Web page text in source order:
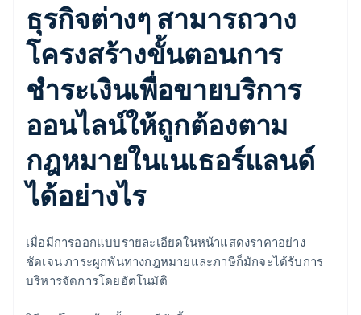
ธุรกิจต่างๆ สามารถวาง
โครงสร้างขั้นตอนการ
ชำระเงินเพื่อขายบริการ
ออนไลน์ให้ถูกต้องตาม
กฎหมายในเนเธอร์แลนด์
ได้อย่างไร
เมื่อมีการออกแบบรายละเอียดในหน้าแสดงราคาอย่าง
ชัดเจน ภาระผูกพันทางกฎหมายและภาษีก็มักจะได้รับการ
บริหารจัดการโดยอัตโนมัติ